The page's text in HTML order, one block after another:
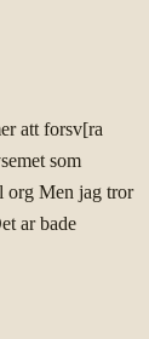
att forsv[ra
som
org Men jag tror
ar bade